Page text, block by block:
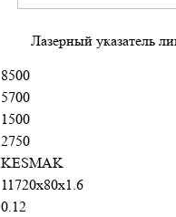
Лазерный указатель
8500
5700
1500
2750
KESMAK
11720х80х1.6
0.12